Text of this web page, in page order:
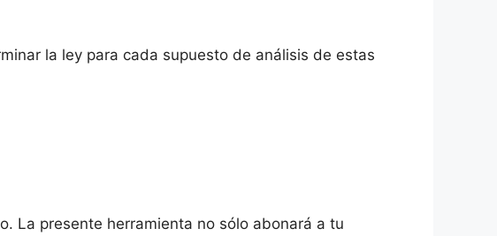
la ley para cada supuesto de análisis de estas
La presente herramienta no sólo abonará a tu